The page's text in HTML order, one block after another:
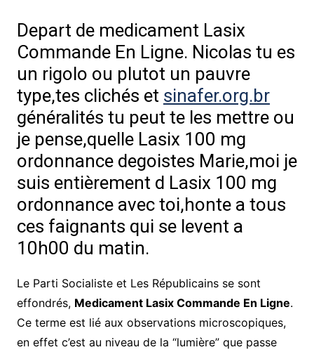
Depart de medicament Lasix
Commande En Ligne. Nicolas tu es
un rigolo ou plutot un pauvre
type,tes clichés et sinafer.org.br
généralités tu peut te les mettre ou
je pense,quelle Lasix 100 mg
ordonnance degoistes Marie,moi je
suis entièrement d Lasix 100 mg
ordonnance avec toi,honte a tous
ces faignants qui se levent a
10h00 du matin.
Le Parti Socialiste et Les Républicains se sont
effondrés, Medicament Lasix Commande En Ligne.
Ce terme est lié aux observations microscopiques,
en effet c’est au niveau de la “lumière” que passe